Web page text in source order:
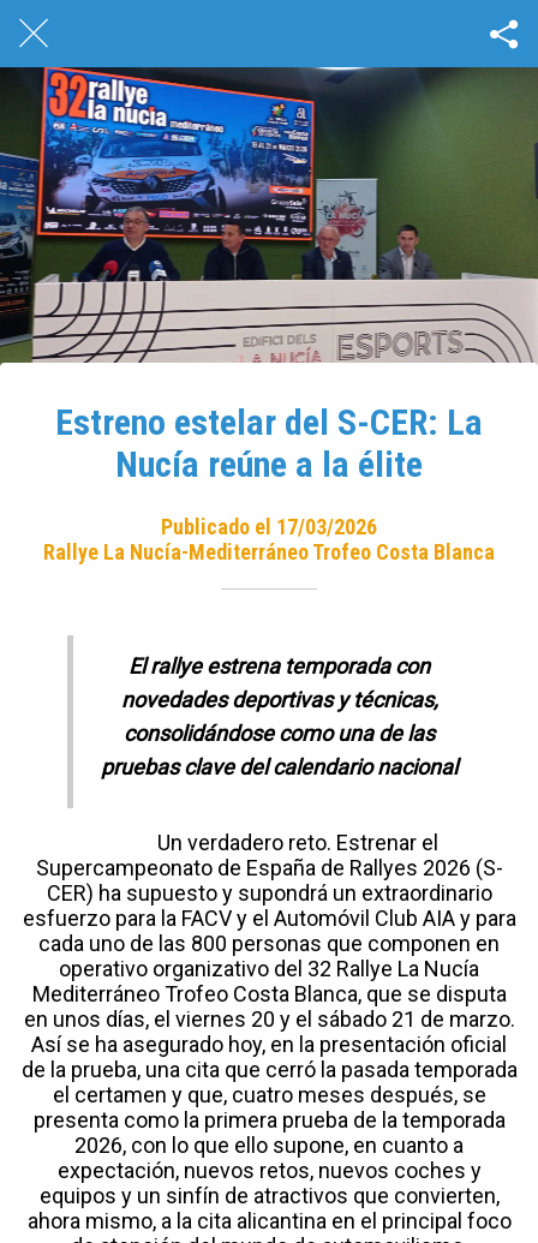
Estreno estelar del S-CER: La
Nucía reúne a la élite
Publicado el 17/03/2026
Rallye La Nucía-Mediterráneo Trofeo Costa Blanca
El rallye estrena temporada con
novedades deportivas y técnicas,
consolidándose como una de las
pruebas clave del calendario nacional
Un verdadero reto. Estrenar el
Supercampeonato de España de Rallyes 2026 (S-
CER) ha supuesto y supondrá un extraordinario
esfuerzo para la FACV y el Automóvil Club AIA y para
cada uno de las 800 personas que componen en
operativo organizativo del 32 Rallye La Nucía
Mediterráneo Trofeo Costa Blanca, que se disputa
en unos días, el viernes 20 y el sábado 21 de marzo.
Así se ha asegurado hoy, en la presentación oficial
de la prueba, una cita que cerró la pasada temporada
el certamen y que, cuatro meses después, se
presenta como la primera prueba de la temporada
2026, con lo que ello supone, en cuanto a
expectación, nuevos retos, nuevos coches y
equipos y un sinfín de atractivos que convierten,
ahora mismo, a la cita alicantina en el principal foco